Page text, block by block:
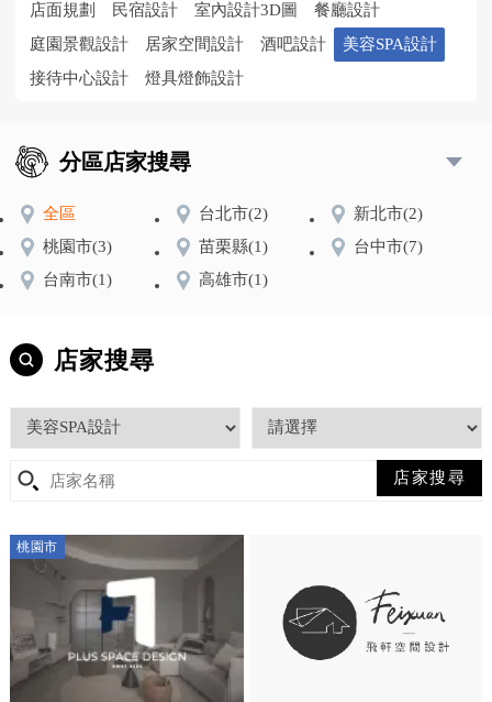
店面規劃
民宿設計 室內設計3D圖
餐廳設計
庭園景觀設計
居家空間設計 酒吧設計
美容SPA設計
接待中心設計
燈具燈飾設計
分區店家搜尋
全區 台北市(2) 新北市(2)
桃園市(3) 苗栗縣(1) 台中市(7)
台南市(1) 高雄市(1)
店家搜尋
桃園市